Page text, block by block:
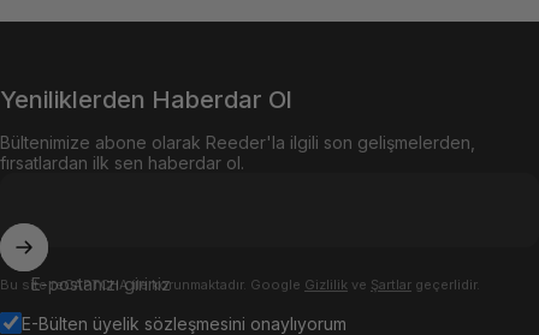
Yeniliklerden Haberdar Ol
Bültenimize abone olarak Reeder'la ilgili son gelişmelerden,
fırsatlardan ilk sen haberdar ol.
E-postanızı giriniz
Bu site reCAPTCHA ile korunmaktadır. Google Gizlilik ve Şartlar geçerlidir.
E-Bülten üyelik sözleşmesini onaylıyorum